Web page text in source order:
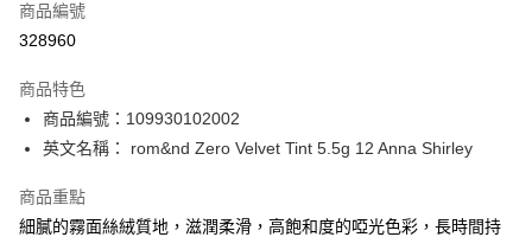
Apple Pay
PayMe
WeChat Pay
BoC Pay
商品編號
328960
商品特色
商品編號：109930102002
英文名稱： rom&nd Zero Velvet Tint 5.5g 12 Anna Shirley
商品重點
細膩的霧面絲絨質地，滋潤柔滑，高飽和度的啞光色彩，長時間持